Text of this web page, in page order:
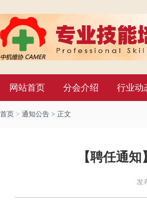
网站首页 分会介绍 行业动
首页 > 通知公告 > 正文
【聘任通
发